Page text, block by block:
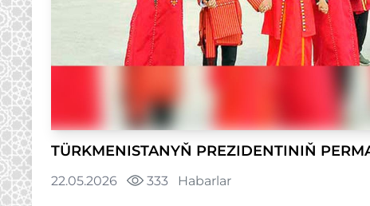
TÜRKMENISTANYŇ PREZIDENTINIŇ
22.05.2026 333 Habarlar